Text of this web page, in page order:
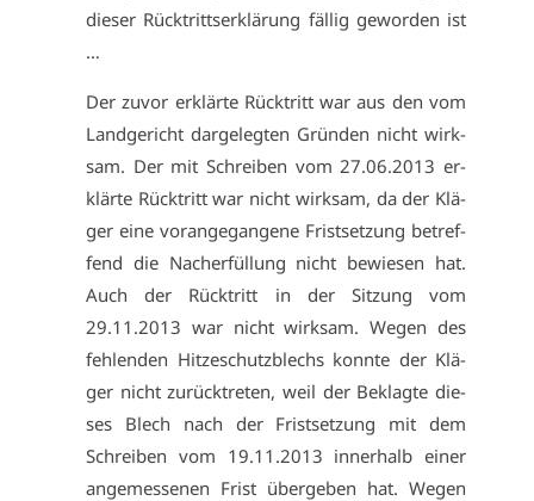
die­ser Rück­tritts­er­klä­rung fäl­lig ge­wor­den ist
…
Der zu­vor er­klär­te Rück­tritt war aus den vom
Land­ge­richt dar­ge­leg­ten Grün­den nicht wirk­
sam. Der mit Schrei­ben vom 27.06.2013 er­
klär­te Rück­tritt war nicht wirk­sam, da der Klä­
ger ei­ne vor­an­ge­gan­ge­ne Frist­set­zung be­tref­
fend die Nach­er­fül­lung nicht be­wie­sen hat.
Auch der Rück­tritt in der Sit­zung vom
29.11.2013 war nicht wirk­sam. We­gen des
feh­len­den Hit­ze­schutz­blechs konn­te der Klä­
ger nicht zu­rück­tre­ten, weil der Be­klag­te die­
ses Blech nach der Frist­set­zung mit dem
Schrei­ben vom 19.11.2013 in­ner­halb ei­ner
an­ge­mes­se­nen Frist über­ge­ben hat. We­gen